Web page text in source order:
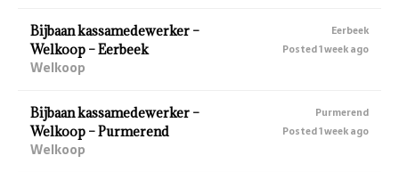
Bijbaan kassamedewerker –
Welkoop – Eerbeek
Welkoop
Eerbeek
Posted 1 week ago
Bijbaan kassamedewerker –
Welkoop – Purmerend
Welkoop
Purmerend
Posted 1 week ago